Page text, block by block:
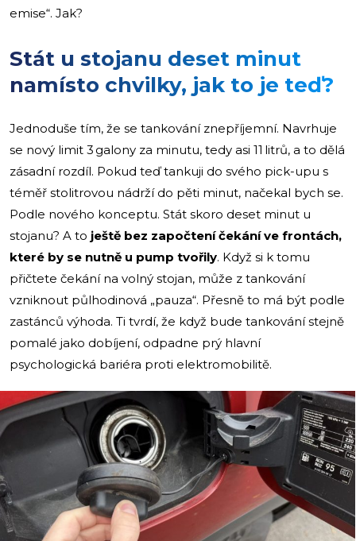
emise“. Jak?
Stát u stojanu deset minut
namísto chvilky, jak to je teď?
Jednoduše tím, že se tankování znepříjemní. Navrhuje
se nový limit 3 galony za minutu, tedy asi 11 litrů, a to dělá
zásadní rozdíl. Pokud teď tankuji do svého pick-upu s
téměř stolitrovou nádrží do pěti minut, načekal bych se.
Podle nového konceptu. Stát skoro deset minut u
stojanu? A to ještě bez započtení čekání ve frontách,
které by se nutně u pump tvořily. Když si k tomu
přičtete čekání na volný stojan, může z tankování
vzniknout půlhodinová „pauza“. Přesně to má být podle
zastánců výhoda. Ti tvrdí, že když bude tankování stejně
pomalé jako dobíjení, odpadne prý hlavní
psychologická bariéra proti elektromobilitě.